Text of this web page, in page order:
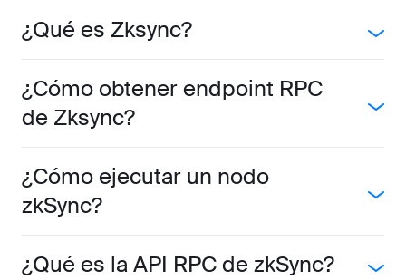
¿Qué es Zksync?
¿Cómo obtener endpoint RPC
de Zksync?
¿Cómo ejecutar un nodo
zkSync?
¿Qué es la API RPC de zkSync?